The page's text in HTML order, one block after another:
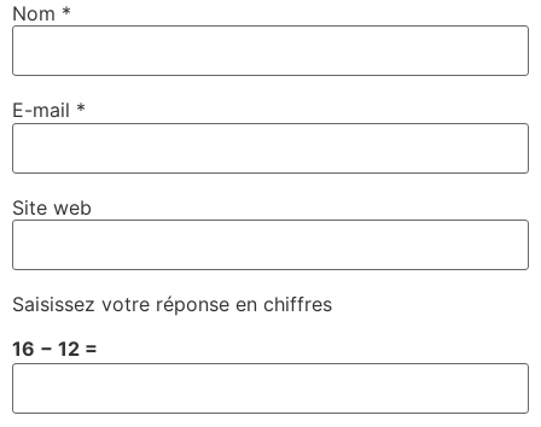
Nom *
E-mail *
Site web
Saisissez votre réponse en chiffres
16 − 12 =